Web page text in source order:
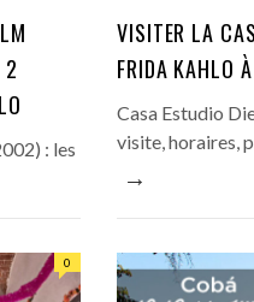
2
: les
VISITER LA
FRIDA KAHLO
Casa Estudio
visite, horaires,
→
0